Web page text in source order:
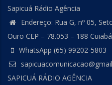
Sapicuá Rádio Agência
Endereço: Rua G, nº 05,
Ouro CEP – 78.053 – 188
WhatsApp (65) 99202-5803
SAPICUÁ RÁDIO AGÊNCIA